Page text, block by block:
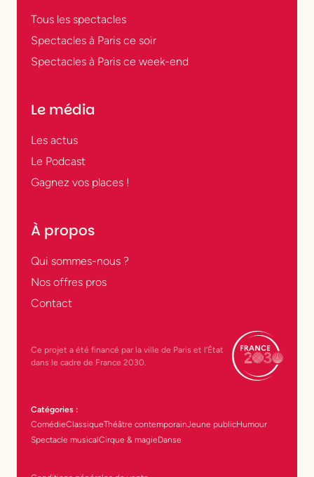
Tous les spectacles
Spectacles à Paris ce soir
Spectacles à Paris ce week-end
Le média
Les actus
Le Podcast
Gagnez vos places !
À propos
Qui sommes-nous ?
Nos offres pros
Contact
Ce projet a été financé par la ville de Paris et l’État
dans le cadre de France 2030.
Catégories :
ComédieClassiqueThéâtre contemporainJeune publicHumour
Spectacle musicalCirque & magieDanse